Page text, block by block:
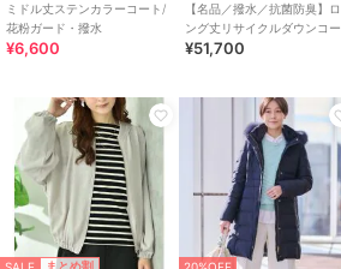
ミドル丈ステンカラーコート/
花粉ガード・撥水
¥6,600
【名品／撥水／抗菌防臭】ロ
ング丈リサイクルダウンコー
ト
¥51,700
まとめ割